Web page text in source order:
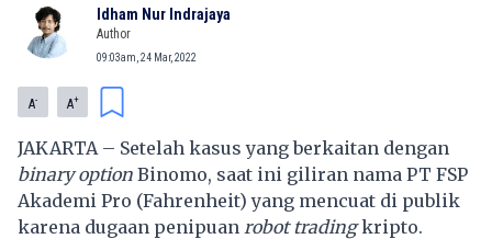
Idham Nur Indrajaya
Author
09:03am, 24 Mar, 2022
A- A+
JAKARTA – Setelah kasus yang berkaitan dengan
binary option Binomo, saat ini giliran nama PT FSP
Akademi Pro (Fahrenheit) yang mencuat di publik
karena dugaan penipuan robot trading kripto.